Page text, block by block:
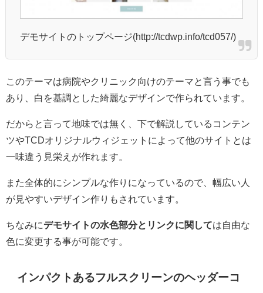
デモサイトのトップページ(http://tcdwp.info/tcd057/)
このテーマは病院やクリニック向けのテーマと言う事でも
あり、白を基調とした綺麗なデザインで作られています。
だからと言って地味では無く、下で解説しているコンテン
ツやTCDオリジナルウィジェットによって他のサイトとは
一味違う見栄えが作れます。
また全体的にシンプルな作りになっているので、幅広い人
が見やすいデザイン作りもされています。
ちなみにデモサイトの水色部分とリンクに関しては自由な
色に変更する事が可能です。
インパクトあるフルスクリーンのヘッダーコ